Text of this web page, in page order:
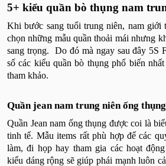
5+ kiểu quần bò thụng nam
Khi bước sang tuổi trung niên, nam giới
chọn những mẫu quần thoải mái nhưng
sang trọng. Do đó mà ngay sau đây 5S
số các kiểu quần bò thụng phổ biến
tham khảo.
Quần jean nam trung niên ống
Quần Jean nam ống thụng được coi là
tinh tế. Mẫu items rất phù hợp để các
làm, đi họp hay tham gia các hoạt
kiểu dáng rộng sẽ giúp phái mạnh luôn